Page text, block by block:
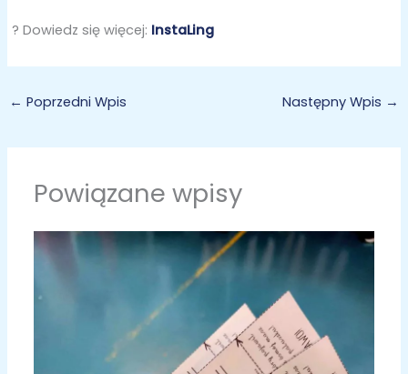
? Dowiedz się więcej: InstaLing
← Poprzedni Wpis Następny Wpis →
Powiązane wpisy